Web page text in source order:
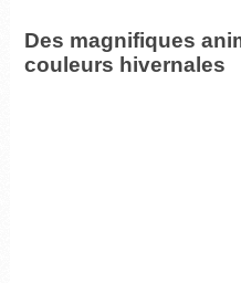
Des magnifiques
couleurs hivernales